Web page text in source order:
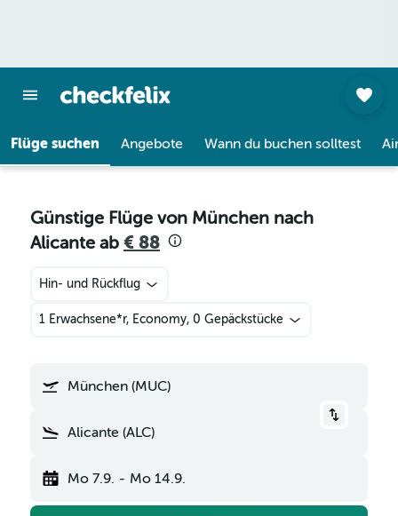
Flüge suchen Angebote Wann du buchen solltest
Günstige Flüge von München nach
Alicante ab € 88
Hin- und Rückflug
1 Erwachsene*r, Economy, 0 Gepäckstücke
München (MUC)
Alicante (ALC)
Mo 7.9. - Mo 14.9.